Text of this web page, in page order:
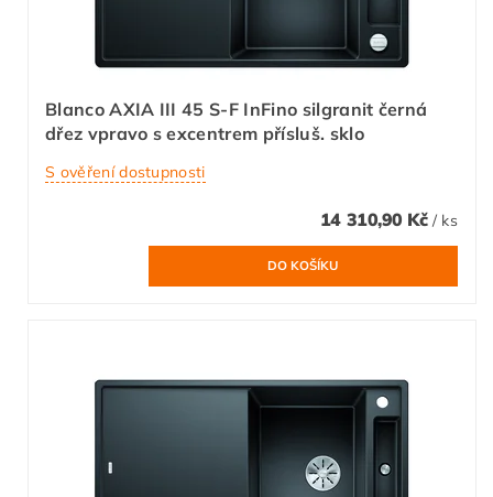
Blanco AXIA III 45 S-F InFino silgranit černá
dřez vpravo s excentrem přísluš. sklo
S ověření dostupnosti
14 310,90 Kč / ks